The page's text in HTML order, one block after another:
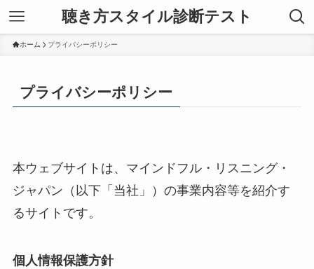
聴き方スタイル診断テスト
ホーム プライバシーポリシー
プライバシーポリシー
本ウェブサイトは、マインドフル・リスニング・
ジャパン（以下「当社」）の事業内容等を紹介す
るサイトです。
個人情報保護方針